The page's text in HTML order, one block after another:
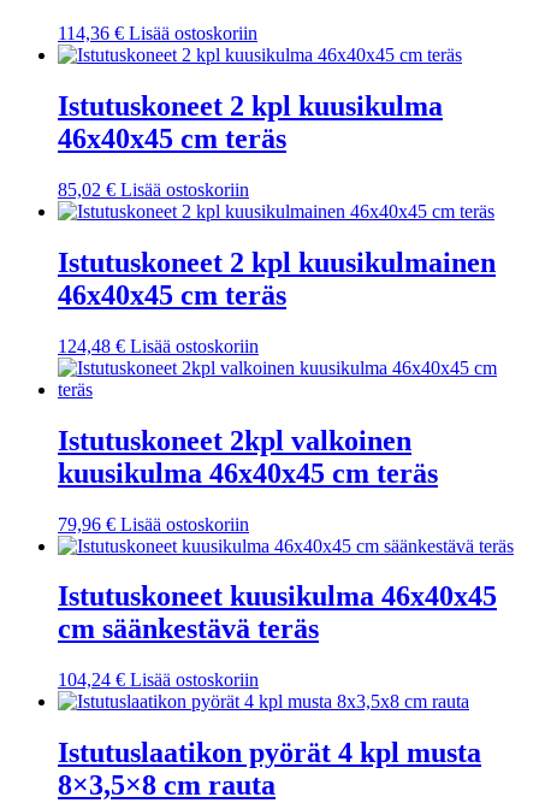
114,36 € Lisää ostoskoriin
Istutuskoneet 2 kpl kuusikulma
46x40x45 cm teräs
85,02 € Lisää ostoskoriin
Istutuskoneet 2 kpl kuusikulmainen
46x40x45 cm teräs
124,48 € Lisää ostoskoriin
Istutuskoneet 2kpl valkoinen
kuusikulma 46x40x45 cm teräs
79,96 € Lisää ostoskoriin
Istutuskoneet kuusikulma 46x40x45
cm säänkestävä teräs
104,24 € Lisää ostoskoriin
Istutuslaatikon pyörät 4 kpl musta
8×3,5×8 cm rauta